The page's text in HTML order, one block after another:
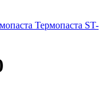
Термопаста ST-